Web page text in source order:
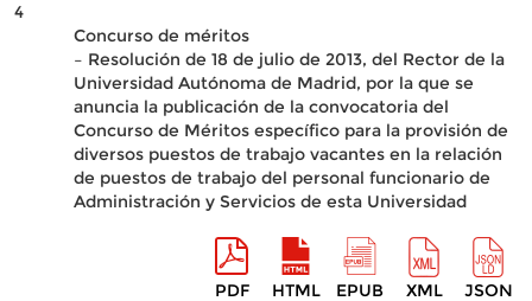
4
Concurso de méritos
– Resolución de 18 de julio de 2013, del Rector de la
Universidad Autónoma de Madrid, por la que se
anuncia la publicación de la convocatoria del
Concurso de Méritos específico para la provisión de
diversos puestos de trabajo vacantes en la relación
de puestos de trabajo del personal funcionario de
Administración y Servicios de esta Universidad
PDF HTML EPUB XML JSON